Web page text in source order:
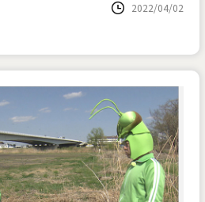
2022/04/02